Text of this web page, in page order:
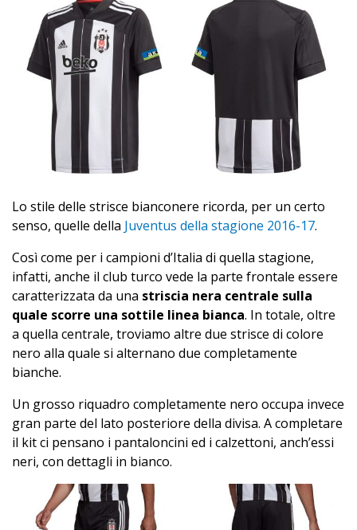
Lo stile delle strisce bianconere ricorda, per un certo
senso, quelle della Juventus della stagione 2016-17.
Così come per i campioni d’Italia di quella stagione,
infatti, anche il club turco vede la parte frontale essere
caratterizzata da una striscia nera centrale sulla
quale scorre una sottile linea bianca. In totale, oltre
a quella centrale, troviamo altre due strisce di colore
nero alla quale si alternano due completamente
bianche.
Un grosso riquadro completamente nero occupa invece
gran parte del lato posteriore della divisa. A completare
il kit ci pensano i pantaloncini ed i calzettoni, anch’essi
neri, con dettagli in bianco.